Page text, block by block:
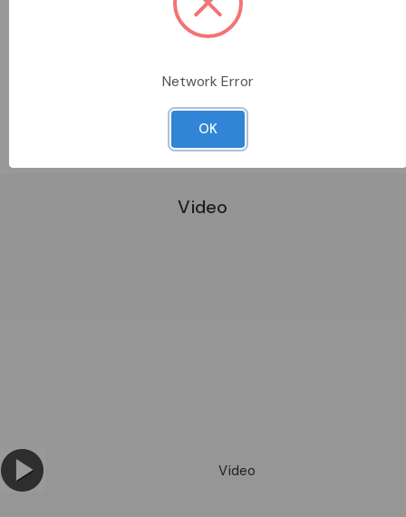
Morsetto per il fissaggio di passerelle grigliate.
Video
Video
Network Error
OK